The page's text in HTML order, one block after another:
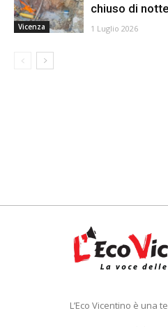
Vicenza
chiuso di
1 Luglio 2026
L’Eco Vicentino è una